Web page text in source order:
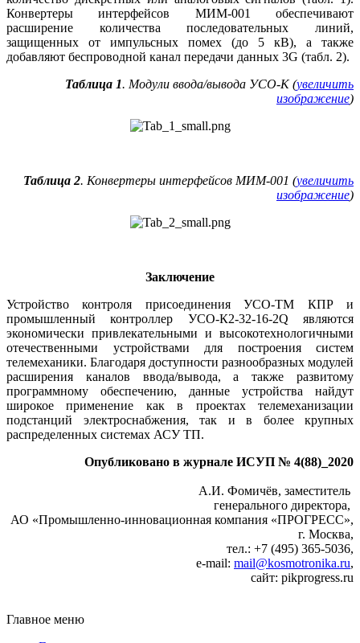
Конвертеры интерфейсов МИМ‑001 обеспечивают
расширение количества последовательных линий,
защищенных от импульсных помех (до 5 кВ), а также
добавляют беспроводной канал передачи данных 3G (табл. 2).
Таблица 1. Модули ввода/вывода УСО-К (увеличить
изображение)
Таблица 2. Конвертеры интерфейсов МИМ‑001 (увеличить
изображение)
Заключение
Устройство контроля присоединения УСО-ТМ КПР и
промышленный контроллер УСО-К2-32-16-2Q являются
экономически привлекательными и высокотехнологичными
отечественными устройствами для построения систем
телемеханики. Благодаря доступности разнообразных модулей
расширения каналов ввода/вывода, а также развитому
программному обеспечению, данные устройства найдут
широкое применение как в проектах телемеханизации
подстанций электроснабжения, так и в более крупных
распределенных системах АСУ ТП.
Опубликовано в журнале ИСУП № 4(88)_2020
А.И. Фомичёв, заместитель
генерального директора,
АО «Промышленно-инновационная компания «ПРОГРЕСС»,
г. Москва,
тел.: +7 (495) 365‑5036,
e‑mail: mail@kosmotronika.ru,
сайт: pikprogress.ru
Главное меню